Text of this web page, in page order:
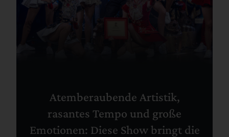
Atemberaubende Artistik,
rasantes Tempo und große
Emotionen: Diese Show bringt die